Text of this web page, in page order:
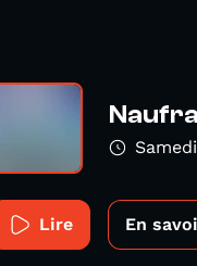
Lire En